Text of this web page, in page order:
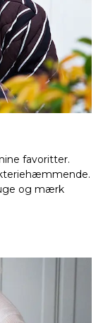
favoritter.
og mærk